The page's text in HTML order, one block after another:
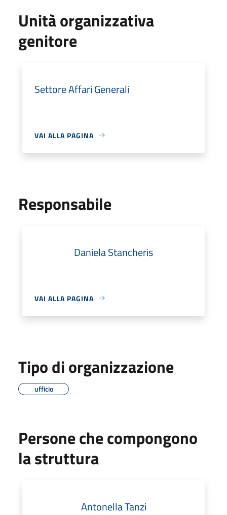
Unità organizzativa
genitore
Settore Affari Generali
VAI ALLA PAGINA
Responsabile
Daniela Stancheris
VAI ALLA PAGINA
Tipo di organizzazione
ufficio
Persone che compongono
la struttura
Antonella Tanzi